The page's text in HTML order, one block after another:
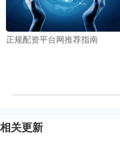
正规配资平台网推荐指南
相关更新